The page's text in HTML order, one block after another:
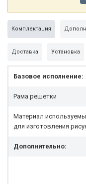
Комплектация
Доставка Установка
Базовое исполнение:
Рама решетки
Материал
для изготовления
Дополнительно: